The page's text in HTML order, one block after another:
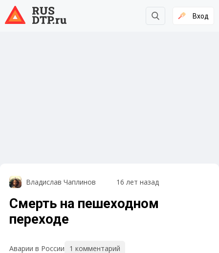
Вход
Владислав Чаплинов 16 лет назад
Смерть на пешеходном
переходе
Аварии в России 1 комментарий